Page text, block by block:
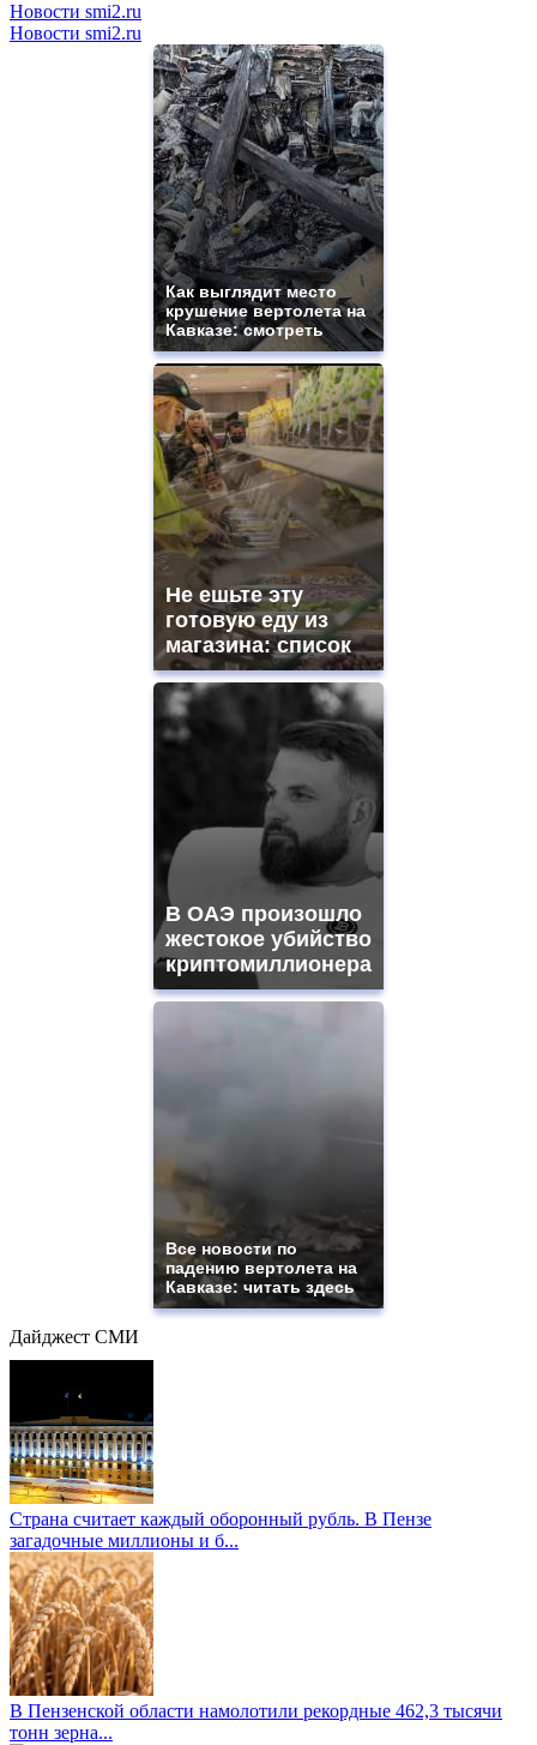
Новости smi2.ru
Новости smi2.ru
Как выглядит место
крушение вертолета на
Кавказе: смотреть
Не ешьте эту
готовую еду из
магазина: список
В ОАЭ произошло
жестокое убийство
криптомиллионера
Все новости по
падению вертолета на
Кавказе: читать здесь
Дайджест СМИ
Страна считает каждый оборонный рубль. В Пензе
загадочные миллионы и б...
В Пензенской области намолотили рекордные 462,3 тысячи
тонн зерна...